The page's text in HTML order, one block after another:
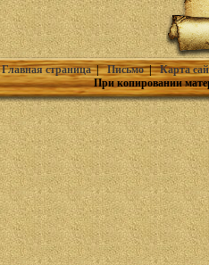
Главная страница|Письмо|Карта
При копировании